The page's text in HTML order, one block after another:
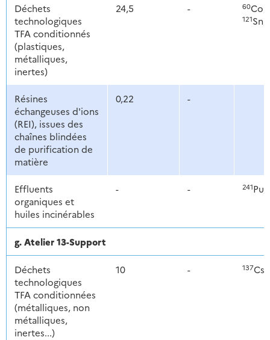
Déchets
technologiques
TFA conditionnés
(plastiques,
métalliques,
inertes)
24,5 - 60Co,
121Sn,
Résines
échangeuses d'ions
(REI), issues des
chaînes blindées
de purification de
matière
0,22 -
Effluents
organiques et
huiles incinérables
- - 241Pu,
g. Atelier 13-Support
Déchets
technologiques
TFA conditionnées
(métalliques, non
métalliques,
inertes...)
10 - 137Cs,